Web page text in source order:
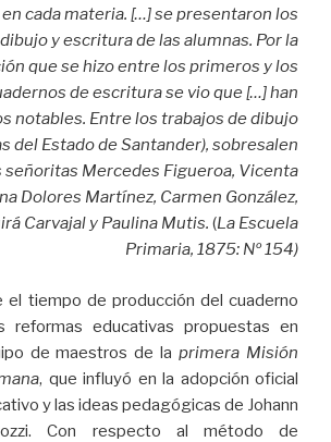
cada materia. […] se presentaron los
y escritura de las alumnas. Por la
que se hizo entre los primeros y los
de escritura se vio que […] han
notables. Entre los trabajos de dibujo
del Estado de Santander), sobresalen
señoritas Mercedes Figueroa, Vicenta
Dolores Martínez, Carmen González,
Carvajal y Paulina Mutis. (La Escuela
Primaria, 1875: Nº 154)
el tiempo de producción del cuaderno
reformas educativas propuestas en
de maestros de laprimera Misión
, que influyó en la adopción oficial
y las ideas pedagógicas de Johann
Con respecto al método de